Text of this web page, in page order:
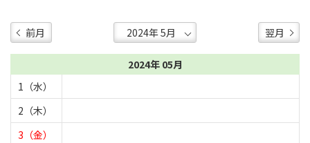
前月 翌月
2024年 05月
1（水）
2（木）
3（金）